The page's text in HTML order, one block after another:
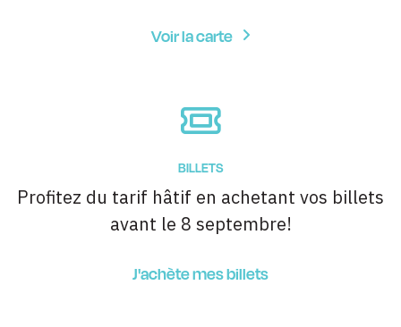
Voir la carte
BILLETS
Profitez du tarif hâtif en achetant vos billets
avant le 8 septembre!
J'achète mes billets